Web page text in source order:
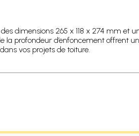
dimensions 265 x 118 x 274 mm et
profondeur d’enfoncement offrent
vos projets de toiture.